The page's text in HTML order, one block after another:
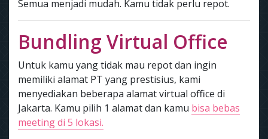
Semua menjadi mudah. Kamu tidak perlu repot.
Bundling Virtual Office
Untuk kamu yang tidak mau repot dan ingin
memiliki alamat PT yang prestisius, kami
menyediakan beberapa alamat virtual office di
Jakarta. Kamu pilih 1 alamat dan kamu bisa bebas
meeting di 5 lokasi.